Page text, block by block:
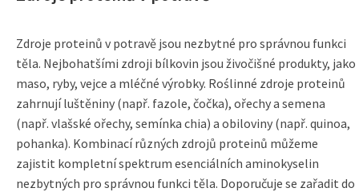
Zdroje proteinů v potravě jsou nezbytné pro správnou funkci
těla. Nejbohatšími zdroji bílkovin jsou živočišné produkty, jako
maso, ryby, vejce a mléčné výrobky. Roślinné zdroje proteinů
zahrnují luštěniny (např. fazole, čočka), ořechy a semena
(např. vlašské ořechy, semínka chia) a obiloviny (např. quinoa,
pohanka). Kombinací různých zdrojů proteinů můžeme
zajistit kompletní spektrum esenciálních aminokyselin
nezbytných pro správnou funkci těla. Doporučuje se zařadit do